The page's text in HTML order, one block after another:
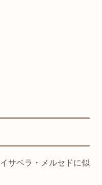
サベラ・メルセドに似